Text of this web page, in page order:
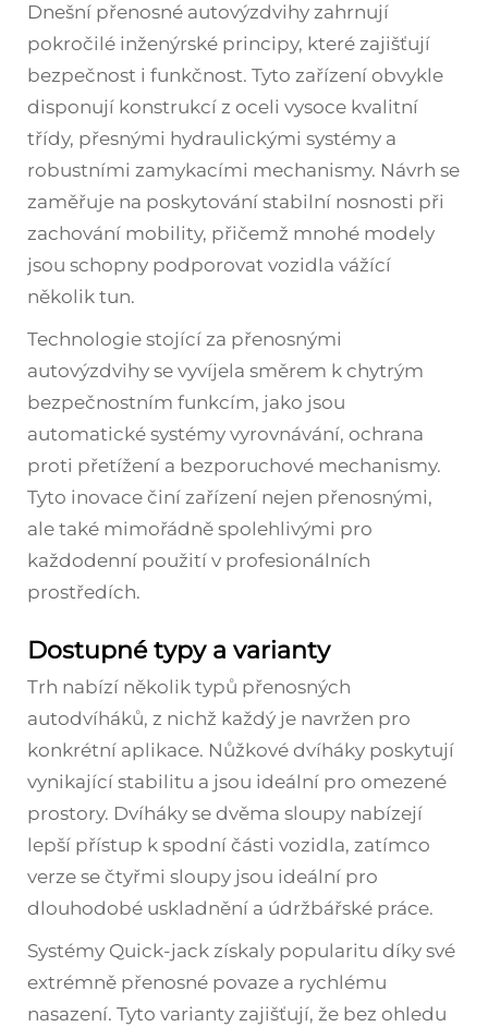
Dnešní přenosné autovýzdvihy zahrnují
pokročilé inženýrské principy, které zajišťují
bezpečnost i funkčnost. Tyto zařízení obvykle
disponují konstrukcí z oceli vysoce kvalitní
třídy, přesnými hydraulickými systémy a
robustními zamykacími mechanismy. Návrh se
zaměřuje na poskytování stabilní nosnosti při
zachování mobility, přičemž mnohé modely
jsou schopny podporovat vozidla vážící
několik tun.
Technologie stojící za přenosnými
autovýzdvihy se vyvíjela směrem k chytrým
bezpečnostním funkcím, jako jsou
automatické systémy vyrovnávání, ochrana
proti přetížení a bezporuchové mechanismy.
Tyto inovace činí zařízení nejen přenosnými,
ale také mimořádně spolehlivými pro
každodenní použití v profesionálních
prostředích.
Dostupné typy a varianty
Trh nabízí několik typů přenosných
autodvíháků, z nichž každý je navržen pro
konkrétní aplikace. Nůžkové dvíháky poskytují
vynikající stabilitu a jsou ideální pro omezené
prostory. Dvíháky se dvěma sloupy nabízejí
lepší přístup k spodní části vozidla, zatímco
verze se čtyřmi sloupy jsou ideální pro
dlouhodobé uskladnění a údržbářské práce.
Systémy Quick-jack získaly popularitu díky své
extrémně přenosné povaze a rychlému
nasazení. Tyto varianty zajišťují, že bez ohledu